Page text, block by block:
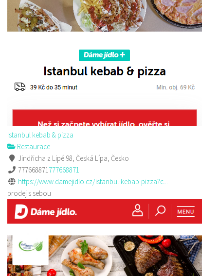
Istanbul kebab & pizza
Restaurace
Jindřicha z Lipé 98, Česká Lípa, Česko
777668871777668871
https://www.damejidlo.cz/istanbul-kebab-pizza?c...
prodej s sebou